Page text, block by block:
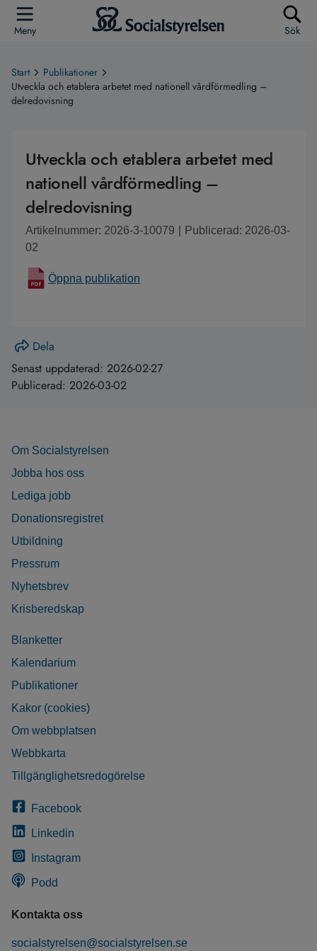
Meny Sök
Start
Publikationer
Utveckla och etablera arbetet med nationell vårdförmedling –
delredovisning
Utveckla och etablera arbetet med
nationell vårdförmedling –
delredovisning
Artikelnummer: 2026-3-10079
Publicerad: 2026-03-
02
Öppna publikation
Dela
Senast uppdaterad: 2026-02-27
Publicerad: 2026-03-02
Om Socialstyrelsen
Jobba hos oss
Lediga jobb
Donationsregistret
Utbildning
Pressrum
Nyhetsbrev
Krisberedskap
Blanketter
Kalendarium
Publikationer
Kakor (cookies)
Om webbplatsen
Webbkarta
Tillgänglighetsredogörelse
Facebook
Linkedin
Instagram
Podd
Kontakta oss
socialstyrelsen@socialstyrelsen.se